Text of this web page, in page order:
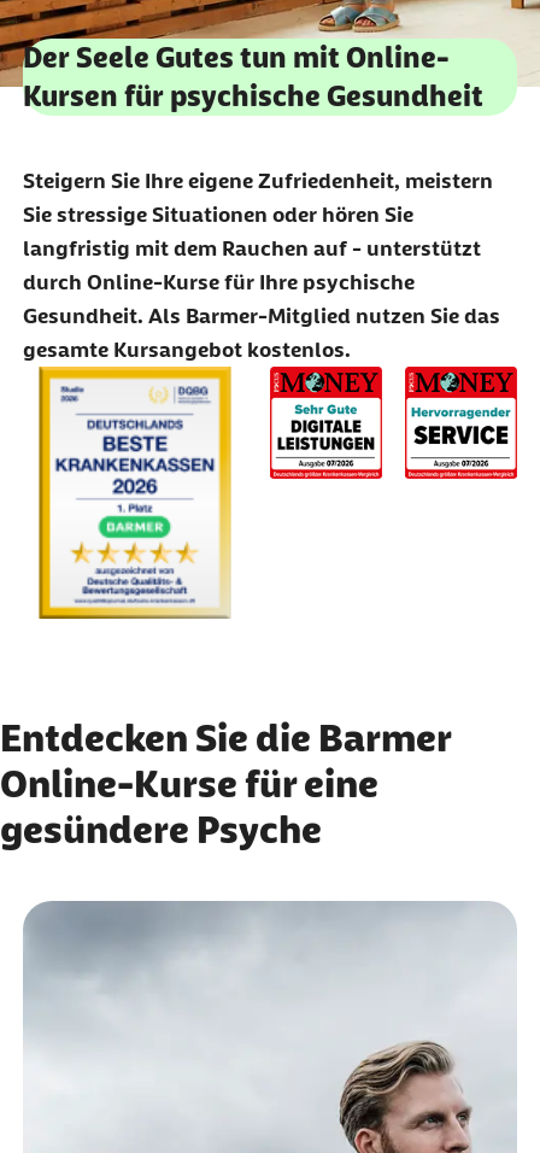
Der Seele Gutes tun mit Online-
Kursen für psychische Gesundheit
Steigern Sie Ihre eigene Zufriedenheit, meistern
Sie stressige Situationen oder hören Sie
langfristig mit dem Rauchen auf - unterstützt
durch Online-Kurse für Ihre psychische
Gesundheit. Als Barmer-Mitglied nutzen Sie das
gesamte Kursangebot kostenlos.
Entdecken Sie die Barmer
Online-Kurse für eine
gesündere Psyche